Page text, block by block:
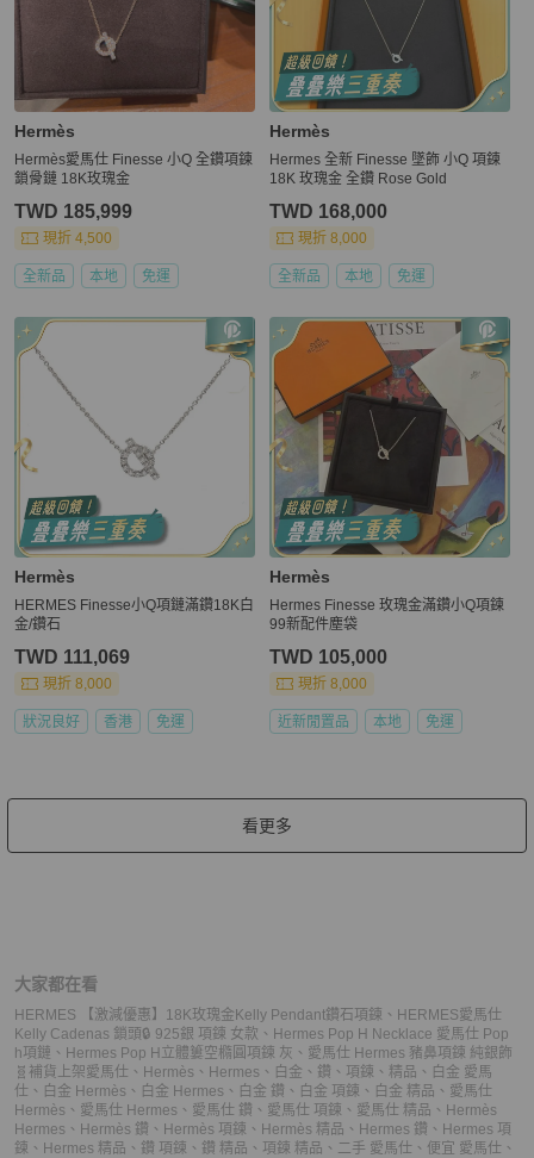
Hermès
Hermès愛馬仕 Finesse 小Q 全鑽項鍊
鎖骨鏈 18K玫瑰金
TWD 185,999
現折 4,500
全新品 本地 免運
Hermès
Hermes 全新 Finesse 墜飾 小Q 項鍊
18K 玫瑰金 全鑽 Rose Gold
TWD 168,000
現折 8,000
全新品 本地 免運
Hermès
HERMES Finesse小Q項鏈滿鑽18K白
金/鑽石
TWD 111,069
現折 8,000
狀況良好 香港 免運
Hermès
Hermes Finesse 玫瑰金滿鑽小Q項鍊
99新配件塵袋
TWD 105,000
現折 8,000
近新閒置品 本地 免運
看更多
大家都在看
HERMES 【激減優惠】18K玫瑰金Kelly Pendant鑽石項鍊 、 HERMES愛馬仕
Kelly Cadenas 鎖頭🔒 925銀 項鍊 女款 、 Hermes Pop H Necklace 愛馬仕 Pop
h項鏈 、 Hermes Pop H立體簍空橢圓項鍊 灰 、 愛馬仕 Hermes 豬鼻項鍊 純銀飾
🧬補貨上架愛馬仕 、 Hermès 、 Hermes 、 白金 、 鑽 、 項鍊 、 精品 、 白金 愛馬
仕 、 白金 Hermès 、 白金 Hermes 、 白金 鑽 、 白金 項鍊 、 白金 精品 、 愛馬仕
Hermès 、 愛馬仕 Hermes 、 愛馬仕 鑽 、 愛馬仕 項鍊 、 愛馬仕 精品 、 Hermès
Hermes 、 Hermès 鑽 、 Hermès 項鍊 、 Hermès 精品 、 Hermes 鑽 、 Hermes 項
鍊 、 Hermes 精品 、 鑽 項鍊 、 鑽 精品 、 項鍊 精品 、 二手 愛馬仕 、 便宜 愛馬仕 、